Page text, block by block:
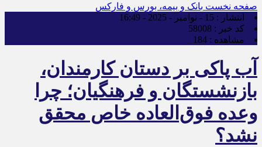
صفحه نخست بانک و بیمه، بورس و فارکس
انتشار : 15 - نوامبر - 2025 - 16:49
کد خبر : 58008
مشاهده : 184
آب پاکی بر دستان کارمندان،
بازنشستگان و فرهنگیان؛ چرا
وعده فوق‌العاده خاص محقق
نشد؟